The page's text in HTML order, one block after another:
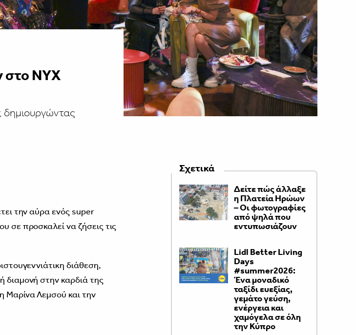
στο ΝΥΧ
δημιουργώντας
την αύρα ενός super
σε προσκαλεί να ζήσεις τις
διάθεση,
διαμονή στην καρδιά της
Μαρίνα Λεμσού και την
Σχετικά
Δείτε πώς άλλαξε
η Πλατεία Ηρώων
– Οι φωτογραφίες
από ψηλά που
εντυπωσιάζουν
Lidl Better Living
Days
#summer2026:
Ένα μοναδικό
ταξίδι ευεξίας,
γεμάτο γεύση,
ενέργεια και
χαμόγελα σε όλη
την Κύπρο